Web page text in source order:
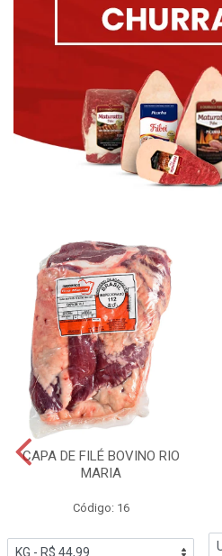
CAPA DE FILÉ BOVINO RIO
MARIA
Código: 16